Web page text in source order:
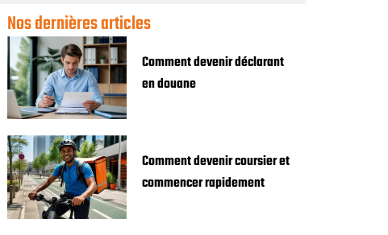
Nos dernières articles
Comment devenir déclarant
en douane
Comment devenir coursier et
commencer rapidement